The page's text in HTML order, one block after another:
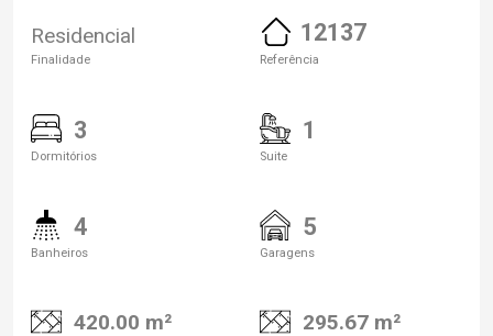
Residencial
Finalidade
12137
Referência
3
Dormitórios
1
Suite
4
Banheiros
5
Garagens
420.00 m² 295.67 m²